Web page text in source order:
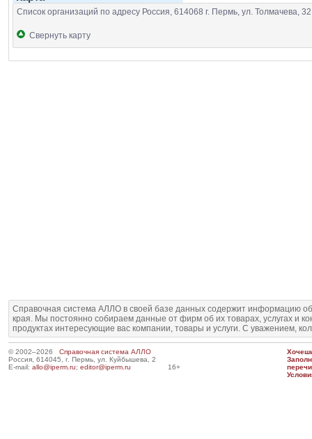
Список организаций по адресу Россия, 614068 г. Пермь, ул. Толмачева,
Свернуть карту
Справочная система АЛЛО в своей базе данных содержит информацию
края. Мы постоянно собираем данные от фирм об их товарах, услугах и
продуктах интересующие вас компании, товары и услуги. С уважением,
© 2002–2026 Справочная система АЛЛО
Россия, 614045, г. Пермь, ул. Куйбышева, 2
E-mail: allo@iperm.ru; editor@iperm.ru 16+